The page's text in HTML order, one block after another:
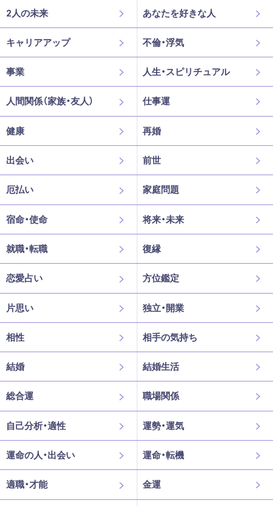
2人の未来 あなたを好きな人
キャリアアップ 不倫・浮気
事業 人生・スピリチュアル
人間関係（家族・友人） 仕事運
健康 再婚
出会い 前世
厄払い 家庭問題
宿命・使命 将来・未来
就職・転職 復縁
恋愛占い 方位鑑定
片思い 独立・開業
相性 相手の気持ち
結婚 結婚生活
総合運 職場関係
自己分析・適性 運勢・運気
運命の人・出会い 運命・転機
適職・才能 金運